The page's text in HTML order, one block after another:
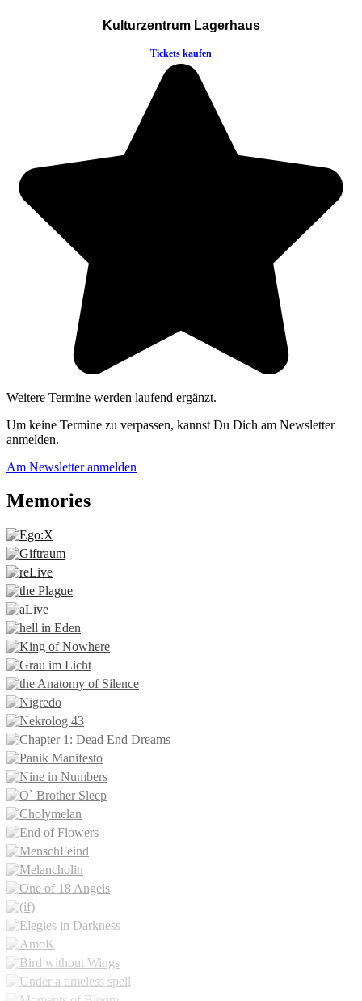
Kulturzentrum Lagerhaus
Tickets kaufen
Weitere Termine werden laufend ergänzt.
Um keine Termine zu verpassen, kannst Du Dich am Newsletter
anmelden.
Am Newsletter anmelden
Memories